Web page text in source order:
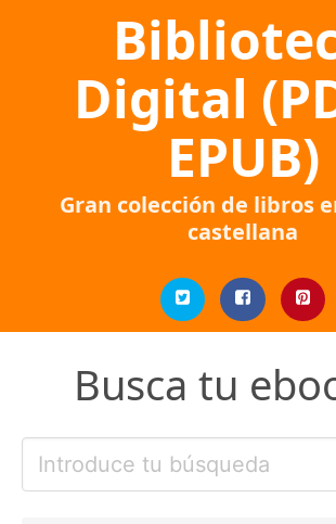
Digital
EPUB)
Gran colección de libros
castellana
Busca tu